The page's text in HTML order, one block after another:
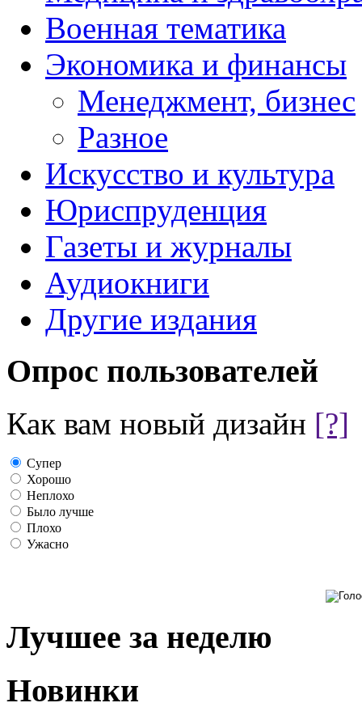
Военная тематика
Экономика и финансы
Менеджмент, бизнес
Разное
Искусство и культура
Юриспруденция
Газеты и журналы
Аудиокниги
Другие издания
Опрос пользователей
Как вам новый дизайн [?]
Супер
Хорошо
Неплохо
Было лучше
Плохо
Ужасно
Лучшее за неделю
Новинки